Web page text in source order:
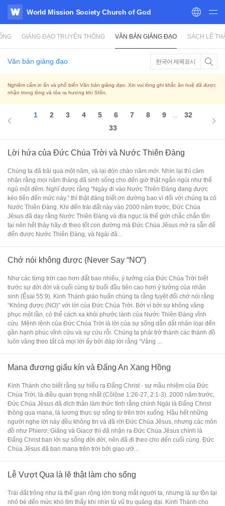
WATV
World Mission Society Church of God
GIẢNG ĐẠO TRUYỀN THÔNG VĂN BẢN GIẢNG ĐẠO SÁCH LẼ
Văn bản giảng đạo 한국어 제목표시
Nghiêm cấm in ấn và phổ biến Văn bản giảng đạo. Xin vui lòng ghi khắc ân huệ đã được
nhận trong lòng và tỏa ra hương khí SIôn.
1 2 3 4 5 6 7 8 9
32
33
Lời hứa của Đức Chúa Trời và Nước Thiên Đàng
Chúng ta đã trải qua một năm, và lại đón chào năm mới. Nhìn lại thì cảm
nhận rằng mọi năm tháng đã sinh sống cho đến giờ thật ngắn ngủi như thể
ngủ một đêm. Nghĩ được rằng “Ngày đi vào Nước Thiên Đàng đang được
kéo tiến đến mức này.” thì thật đáng biết ơn dường bao vì đối với chúng ta có
Nước Thiên Đàng. Khi đến trái đất này vào 2000 năm trước, Đức Chúa
Jêsus đã dạy rằng Nước Thiên Đàng và địa ngục là thế giới chắc chắn tồn
tại nên hết thảy hãy đi theo tốt con đường mà Đức Chúa Jêsus mở ra sẵn để
đến được Nước Thiên Đàng, và Ngài đã...
Chớ nói không được (Never Say “NO”)
Như các từng trời cao hơn đất bao nhiêu, ý tưởng của Đức Chúa Trời biết
trước sự đời đời và cuối cùng từ buổi đầu tiên cao hơn ý tưởng của nhân
sinh (Êsai 55:9). Kinh Thánh giáo huấn chúng ta rằng tuyệt đối chớ nói rằng
“Không được (NO)” với lời của Đức Chúa Trời. Bởi vì bởi sự không vâng
phục một lần, có thể cách xa khỏi phước lành của Nước Thiên Đàng vĩnh
cửu. Mệnh lệnh của Đức Chúa Trời là lời của sự sống dẫn dắt nhân loại đến
gần hạnh phúc vĩnh cửu và sự cứu rỗi. Chúng ta phải trở thành các thánh đồ
luôn vâng theo tất cả mọi lời ấy bởi đáp lời rằng “Vâng ...
Mana đương giấu kín và Đấng An Xang Hồng
Kinh Thánh cho biết rằng sự hiểu ra Đấng Christ - sự mầu nhiệm của Đức
Chúa Trời, là điều quan trọng nhất (Côlôse 1:26-27, 2:1-3). 2000 năm trước,
Đức Chúa Jêsus đã đích thân làm thức tỉnh rằng chính Ngài là Đấng Christ
thông qua mana, là lương thực sự sống từ trên trời xuống. Hầu hết những
người nghe lời này đều không tin và đã rời Đức Chúa Jêsus, nhưng các môn
đồ như Phierơ, Giăng và Giacơ thì đã nhận ra Đức Chúa Jêsus chính là
Đấng Christ ban lời sự sống đời đời, nên đã đi theo cho đến cuối cùng. Đức
Chúa Jêsus đã ban mana trên trời bởi giao ướ...
Lễ Vượt Qua là lẽ thật làm cho sống
Trái đất trông như là thế gian rộng lớn trong mắt người ta, nhưng là sự tồn tại
nhỏ bé đến mức khó tìm thấy khi nhìn từ vũ trụ quảng đại. Kinh Thánh cho